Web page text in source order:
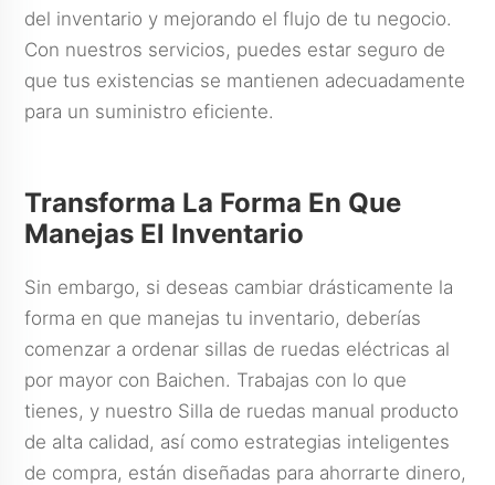
del inventario y mejorando el flujo de tu negocio.
Con nuestros servicios, puedes estar seguro de
que tus existencias se mantienen adecuadamente
para un suministro eficiente.
Transforma La Forma En Que
Manejas El Inventario
Sin embargo, si deseas cambiar drásticamente la
forma en que manejas tu inventario, deberías
comenzar a ordenar sillas de ruedas eléctricas al
por mayor con Baichen. Trabajas con lo que
tienes, y nuestro Silla de ruedas manual producto
de alta calidad, así como estrategias inteligentes
de compra, están diseñadas para ahorrarte dinero,